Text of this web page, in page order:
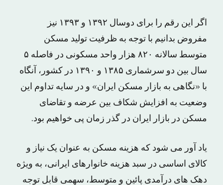
اگر این رقم را برای دوسال ١٣٩٢ و ١٣٩٣ نیز
مفروض بدانیم با توجه به ظرفیت تولید مسکن
متوسط سالانه ٨٢٠ هزار واحد مسکونی در فاصله ۵
سال بین دو سرشماری ١٣۸۵ و ١٣٩٠ در کشور، آنگاه
با «نگاهی به بازار مسکن ایران» و در سایه تداوم این
وضعیت به افزایش شکاف بین عرضه و تقاضای
مسکن در بازار ایران در گذر زمان پی خواهیم بود.
یاد آور می شود که هزینه مسکن به عنوان یک نیاز و
کالای اساسی در سبد هزینه خانوارهای ایرانی، به ویژه
دهک های درآمدی پائین و متوسط، سهمی قابل توجه